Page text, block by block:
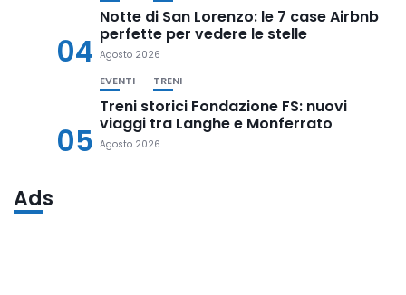
04
Notte di San Lorenzo: le 7 case Airbnb
perfette per vedere le stelle
Agosto 2026
05
EVENTI TRENI
Treni storici Fondazione FS: nuovi
viaggi tra Langhe e Monferrato
Agosto 2026
Ads